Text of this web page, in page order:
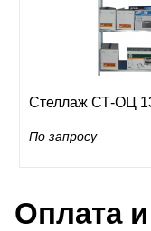
Стеллаж СТ-ОЦ
По запросу
Оплата